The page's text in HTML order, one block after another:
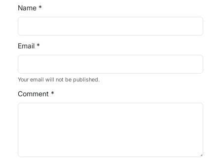
Name *
Email *
Your email will not be published.
Comment *